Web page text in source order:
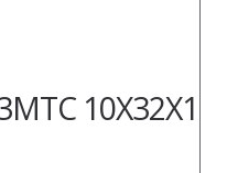
10X32X1